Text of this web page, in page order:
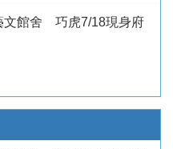
文館舍 巧虎7/18現身府